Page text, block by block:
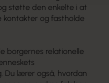
støtte den enkelte i at
kontakter og fastholde
borgernes relationelle
Du lærer også, hvordan